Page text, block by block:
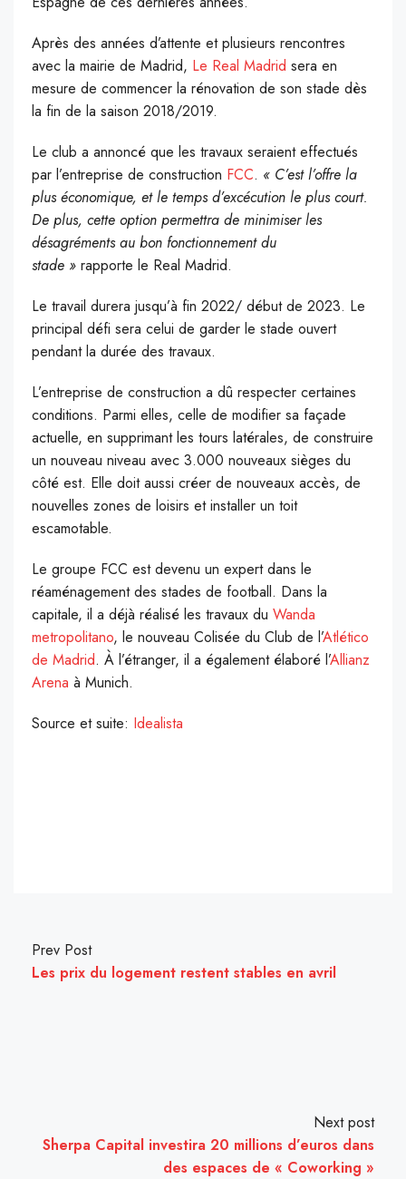
Après des années d’attente et plusieurs rencontres
avec la mairie de Madrid, Le Real Madrid sera en
mesure de commencer la rénovation de son stade dès
la fin de la saison 2018/2019.
Le club a annoncé que les travaux seraient effectués
par l’entreprise de construction FCC. « C’est l’offre la
plus économique, et le temps d’excécution le plus court.
De plus, cette option permettra de minimiser les
désagréments au bon fonctionnement du
stade » rapporte le Real Madrid.
Le travail durera jusqu’à fin 2022/ début de 2023. Le
principal défi sera celui de garder le stade ouvert
pendant la durée des travaux.
L’entreprise de construction a dû respecter certaines
conditions. Parmi elles, celle de modifier sa façade
actuelle, en supprimant les tours latérales, de construire
un nouveau niveau avec 3.000 nouveaux sièges du
côté est. Elle doit aussi créer de nouveaux accès, de
nouvelles zones de loisirs et installer un toit
escamotable.
Le groupe FCC est devenu un expert dans le
réaménagement des stades de football. Dans la
capitale, il a déjà réalisé les travaux du Wanda
metropolitano, le nouveau Colisée du Club de l’Atlético
de Madrid. À l’étranger, il a également élaboré l’Allianz
Arena à Munich.
Source et suite: Idealista
Prev Post
Les prix du logement restent stables en avril
Next post
Sherpa Capital investira 20 millions d’euros dans
des espaces de « Coworking »